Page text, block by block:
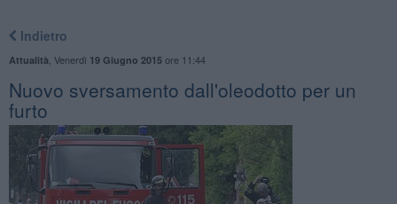
Indietro
Attualità Venerdì 19 Giugno 2015ore 11:44
Nuovo sversamento dall'oleodotto per un
furto